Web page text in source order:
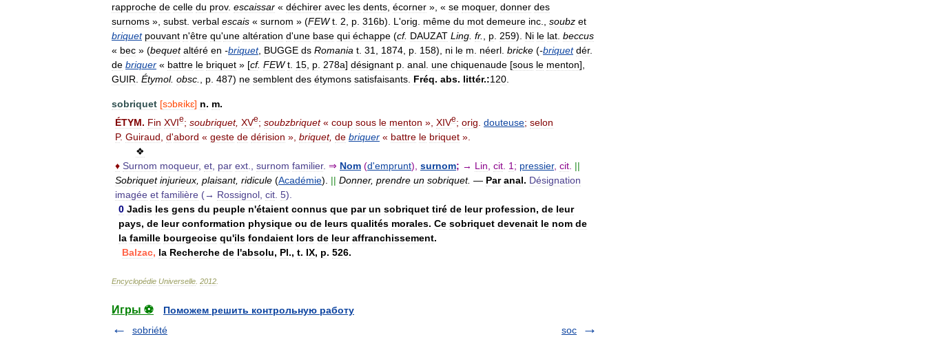
rapproche de celle du prov. escaissar « déchirer avec les dents écorner », « se moquer, donner des
surnoms », subst verbal escais « surnom » (FEW t 2 p 316b). L 'orig même du mot demeure inc soubz et
briquet pouvant n'être qu'une altération d'une base qui échappe (cf. DAUZAT Ling fr. p 259). Ni le lat beccus
« bec » (bequet altéré en -briquet, BUGGE ds Romania t 31 1874 p 158), ni le m néerl bricke (-briquet dér.
de briquer « battre le briquet » [cf. FEW t 15 p 278a] désignant p anal une chiquenaude [sous le menton],
GUIR Étymol. obsc p 487) ne semblent des étymons satisfaisants Fréq. abs. littér.:120
sobriquet [sɔbʀikɛ] n. m.
ÉTYM. Fin XVIe; soubriquet, XVe; soubzbriquet« coup sous le menton », XIVe; orig douteuse; selon
P. Guiraud d'abord « geste de dérision », briquet, de briquer « battre le briquet ».
❖
♦ Surnom moqueur, et par ext surnom familier. ⇒ Nom (d'emprunt), surnom; → Lin cit 1 ; pressier, cit ||
Sobriquet injurieux plaisant, ridicule (Académie). || Donner, prendre un sobriquet. — Par anal. Désignation
imagée et familière (→ Rossignol cit 5).
0 Jadis les gens du peuple n'étaient connus que par un sobriquet tiré de leur profession, de leur
pays, de leur conformation physique ou de leurs qualités morales. Ce sobriquet devenait le nom de
la famille bourgeoise qu'ils fondaient lors de leur affranchissement.
Balzac, la Recherche de l'absolu, Pl., t. IX, p. 526.
Encyclopédie Universelle 2012
Игры ⚽
Поможем решить контрольную работу
sobriété
soc